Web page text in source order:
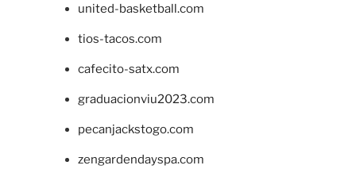
united-basketball.com
tios-tacos.com
cafecito-satx.com
graduacionviu2023.com
pecanjackstogo.com
zengardendayspa.com